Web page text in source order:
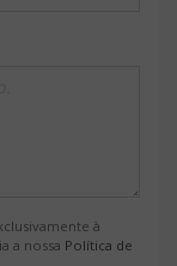
à
a nossa Política de